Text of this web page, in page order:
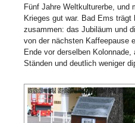
Fünf Jahre Weltkulturerbe,
Krieges gut war. Bad Ems
zusammen: das Jubiläum und
von der nächsten Kaffeepause
Ende vor derselben
Ständen und deutlich weniger